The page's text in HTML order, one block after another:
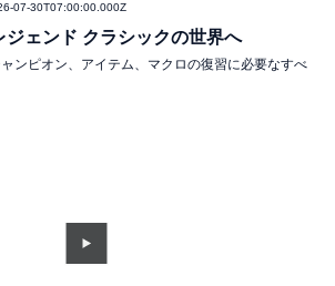
07-30T07:00:00.000Z
ジェンド クラシックの世界へ
ンピオン、アイテム、マクロの復習に必要なすべ